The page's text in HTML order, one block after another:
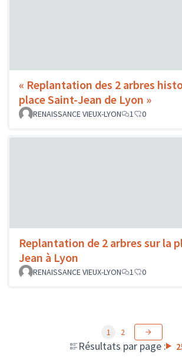
« Replantation des 2 arbres
place Saint-Jean de Lyon »
RENAISSANCE VIEUX-LYON 1 0
Replantation de 2 arbres sur la
Jean à Lyon
RENAISSANCE VIEUX-LYON 1 0
Résultats par page :
1 2